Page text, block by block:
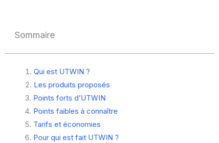
Sommaire
Qui est UTWIN ?
Les produits proposés
Points forts d’UTWIN
Points faibles à connaître
Tarifs et économies
Pour qui est fait UTWIN ?